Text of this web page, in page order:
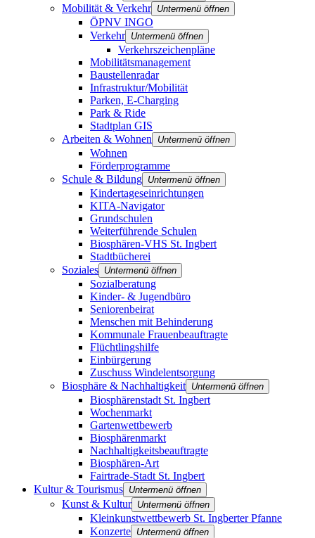
Mobilität & Verkehr Untermenü öffnen
ÖPNV INGO
Verkehr Untermenü öffnen
Verkehrszeichenpläne
Mobilitätsmanagement
Baustellenradar
Infrastruktur/Mobilität
Parken, E-Charging
Park & Ride
Stadtplan GIS
Arbeiten & Wohnen
Untermenü öffnen
Wohnen
Förderprogramme
Schule & Bildung Untermenü öffnen
Kindertageseinrichtungen
KITA-Navigator
Grundschulen
Weiterführende Schulen
Biosphären-VHS St. Ingbert
Stadtbücherei
Soziales Untermenü öffnen
Sozialberatung
Kinder- & Jugendbüro
Seniorenbeirat
Menschen mit Behinderung
Kommunale Frauenbeauftragte
Flüchtlingshilfe
Einbürgerung
Zuschuss Windelentsorgung
Biosphäre & Nachhaltigkeit Untermenü öffnen
Biosphärenstadt St. Ingbert
Wochenmarkt
Gartenwettbewerb
Biosphärenmarkt
Nachhaltigkeitsbeauftragte
Biosphären-Art
Fairtrade-Stadt St. Ingbert
Kultur & Tourismus Untermenü öffnen
Kunst & Kultur Untermenü öffnen
Kleinkunstwettbewerb St. Ingberter Pfanne
Konzerte Untermenü öffnen